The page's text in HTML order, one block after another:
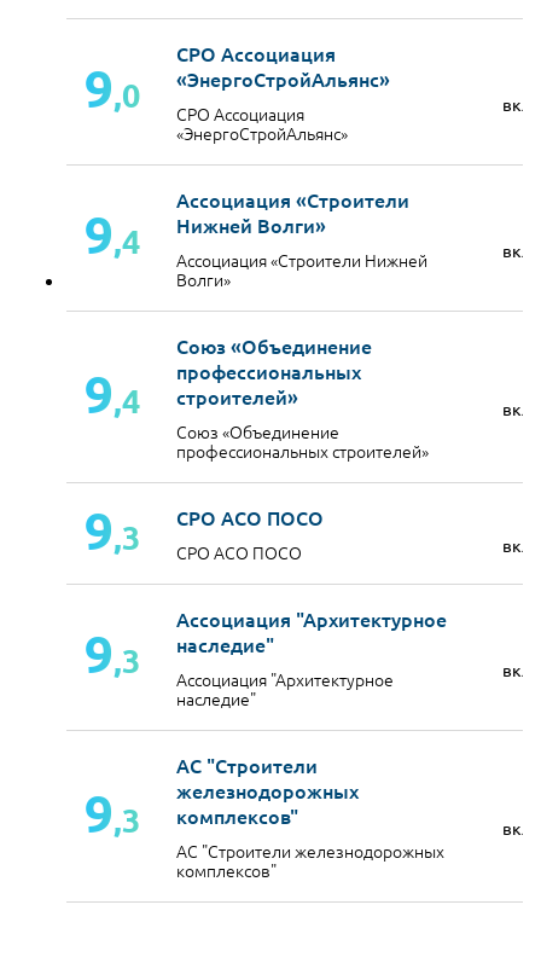
9,0
СРО Ассоциация
«ЭнергоСтройАльянс»
СРО Ассоциация
«ЭнергоСтройАльянс»
9,4
Ассоциация «Строители
Нижней Волги»
Ассоциация «Строители Нижней
Волги»
9,4
Союз «Объединение
профессиональных
строителей»
Союз «Объединение
профессиональных строителей»
9,3 СРО АСО ПОСО
СРО АСО ПОСО
9,3
Ассоциация "Архитектурное
наследие"
Ассоциация "Архитектурное
наследие"
9,3
АС "Строители
железнодорожных
комплексов"
АС "Строители железнодорожных
комплексов"